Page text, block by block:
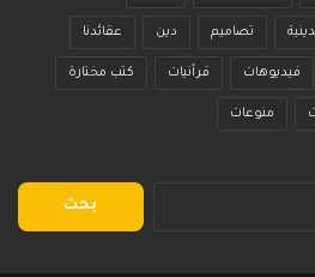
تصاميم دين عقائدنا
فيديوهات قرآنيات كتب مختارة
منوعات
البحث